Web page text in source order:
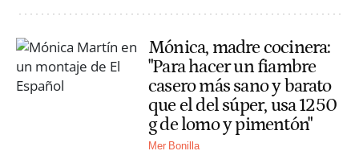
Mónica, madre cocinera:
"Para hacer un fiambre
casero más sano y barato
que el del súper, usa 1250
g de lomo y pimentón"
Mer Bonilla